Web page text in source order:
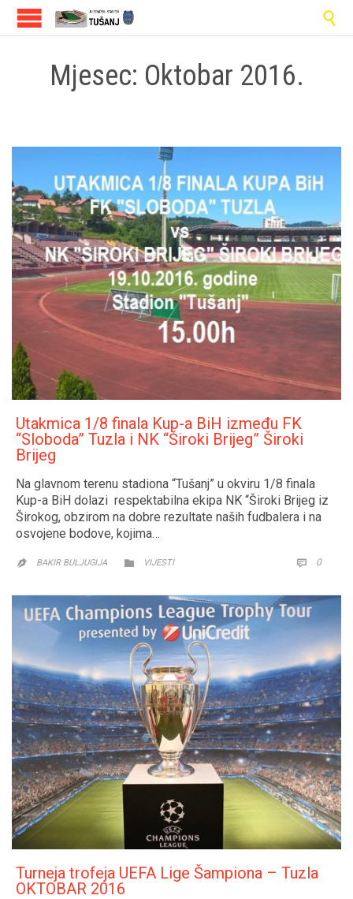

Mjesec: Oktobar 2016.
Utakmica 1/8 finala Kup-a BiH između FK
“Sloboda” Tuzla i NK “Široki Brijeg” Široki
Brijeg
Na glavnom terenu stadiona “Tušanj” u okviru 1/8 finala
Kup-a BiH dolazi respektabilna ekipa NK “Široki Brijeg iz
Širokog, obzirom na dobre rezultate naših fudbalera i na
osvojene bodove, kojima…
 BAKIR BULJUGIJA  CATEGORY
VIJESTI  0
Turneja trofeja UEFA Lige Šampiona – Tuzla
OKTOBAR 2016